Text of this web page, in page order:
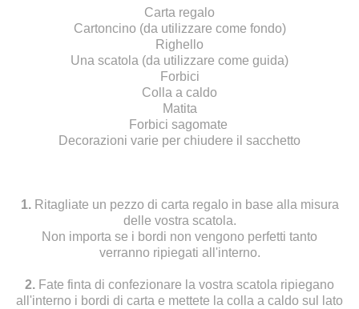
Carta regalo
Cartoncino (da utilizzare come fondo)
Righello
Una scatola (da utilizzare come guida)
Forbici
Colla a caldo
Matita
Forbici sagomate
Decorazioni varie per chiudere il sacchetto
1. Ritagliate un pezzo di carta regalo in base alla misura
delle vostra scatola.
Non importa se i bordi non vengono perfetti tanto
verranno ripiegati all'interno.
2. Fate finta di confezionare la vostra scatola ripiegano
all'interno i bordi di carta e mettete la colla a caldo sul lato